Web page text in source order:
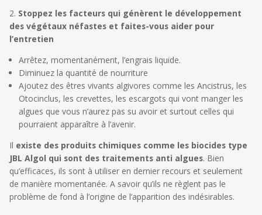
2. Stoppez les facteurs qui génèrent le développement
des végétaux néfastes et faites-vous aider pour
l’entretien
Arrêtez, momentanément, l’engrais liquide.
Diminuez la quantité de nourriture
Ajoutez des êtres vivants algivores comme les Ancistrus, les
Otocinclus, les crevettes, les escargots qui vont manger les
algues que vous n’aurez pas su avoir et surtout celles qui
pourraient apparaître à l’avenir.
Il existe des produits chimiques comme les biocides type
JBL Algol qui sont des traitements anti algues. Bien
qu’efficaces, ils sont à utiliser en dernier recours et seulement
de manière momentanée. A savoir qu’ils ne règlent pas le
problème de fond à l’origine de l’apparition des indésirables.